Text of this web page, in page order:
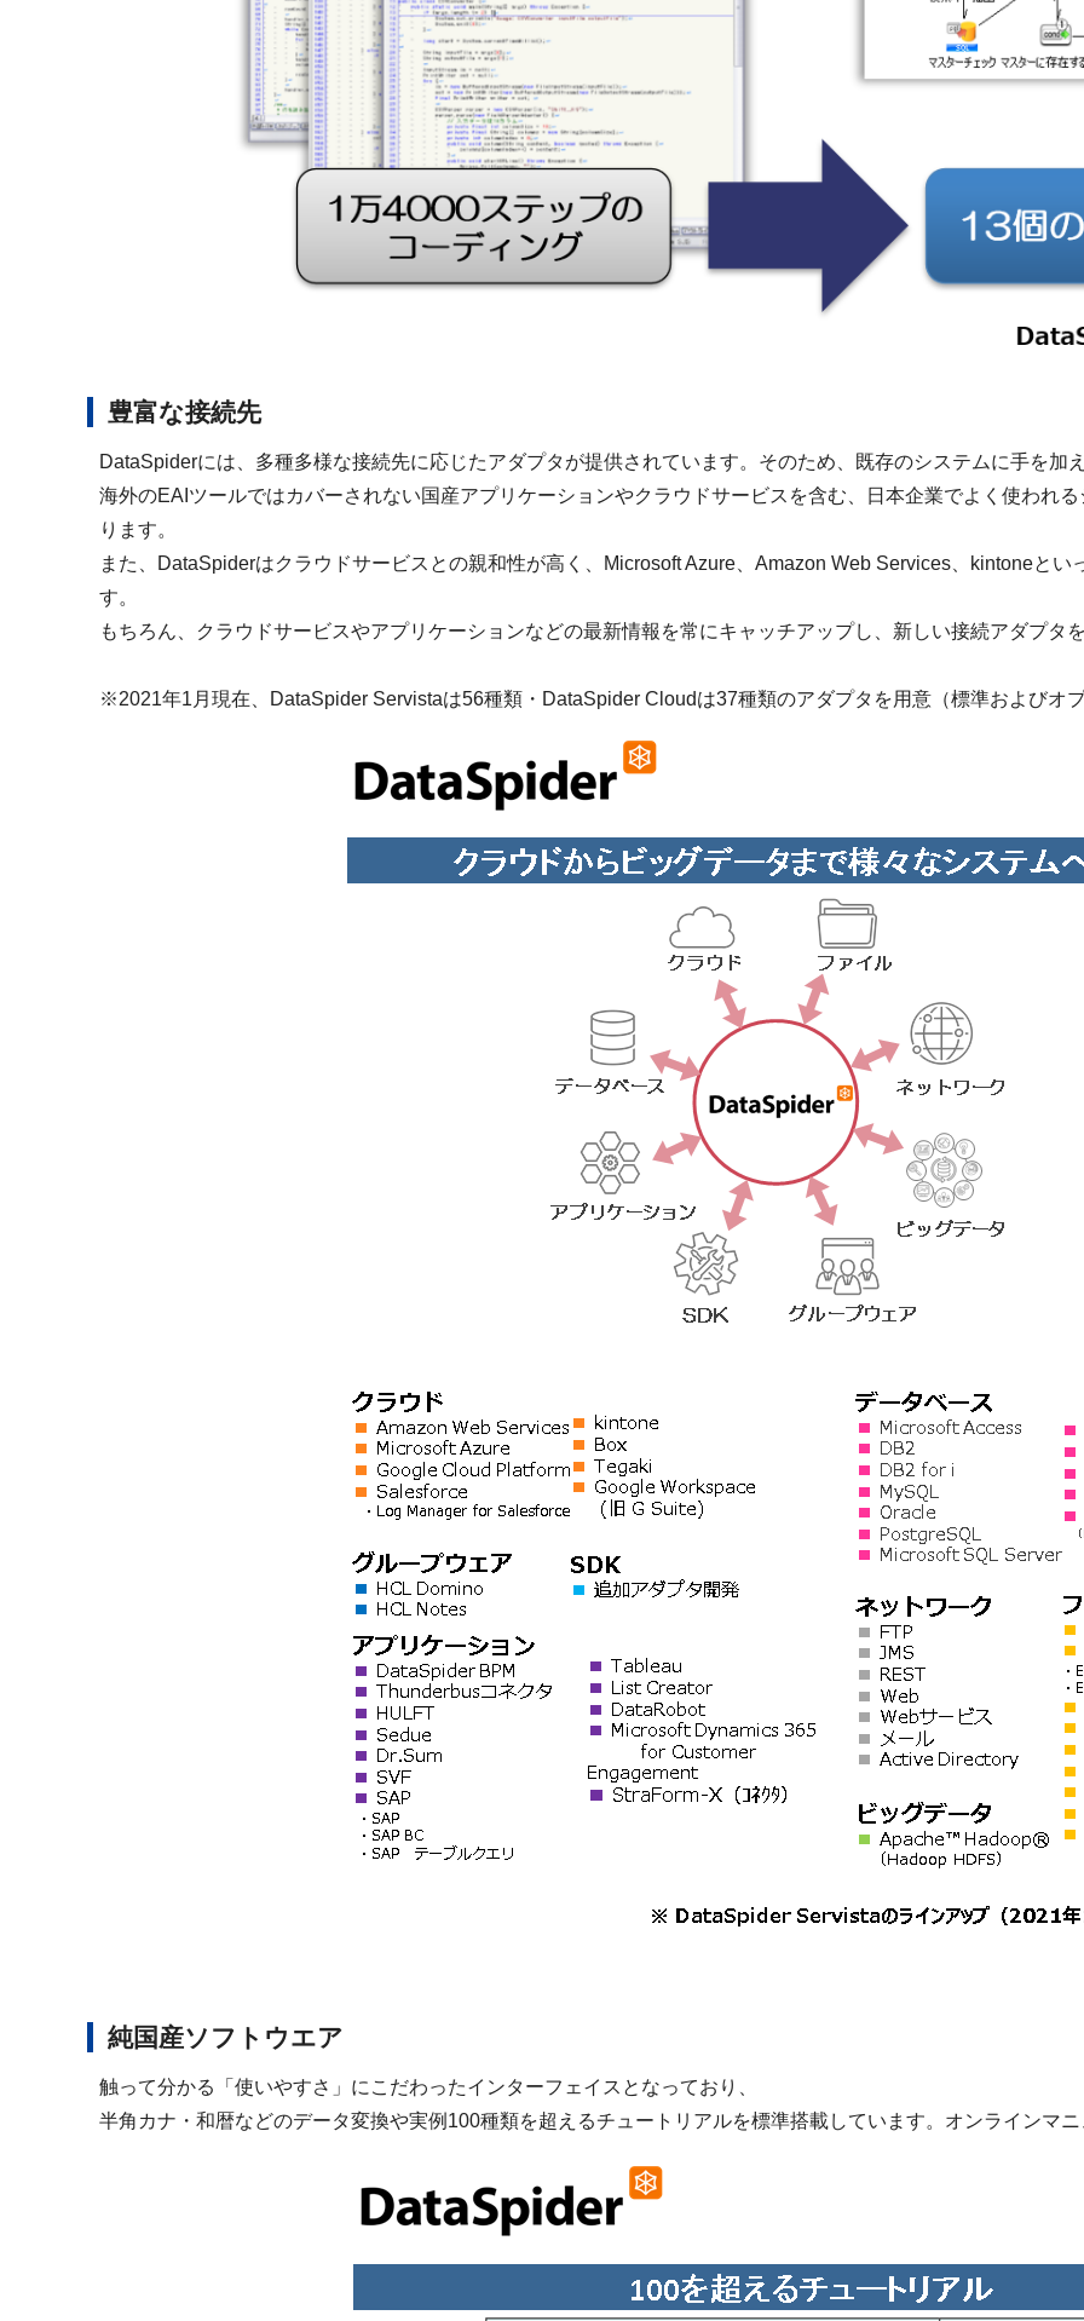
豊富な接続先
DataSpiderには、多種多様な接続先に応じたアダプタが提供されています。そのため、既存のシステムに手を加
海外のEAIツールではカバーされない国産アプリケーションやクラウドサービスを含む、日本企業でよく使われ
ります。
また、DataSpiderはクラウドサービスとの親和性が高く、Microsoft Azure、Amazon Web Services、kintoneとい
す。
もちろん、クラウドサービスやアプリケーションなどの最新情報を常にキャッチアップし、新しい接続アダプタ
※2021年1月現在、DataSpider Servistaは56種類・DataSpider Cloudは37種類のアダプタを用意（標準およびオプ
純国産ソフトウエア
触って分かる「使いやすさ」にこだわったインターフェイスとなっており、
半角カナ・和暦などのデータ変換や実例100種類を超えるチュートリアルを標準搭載しています。オンラインマニ